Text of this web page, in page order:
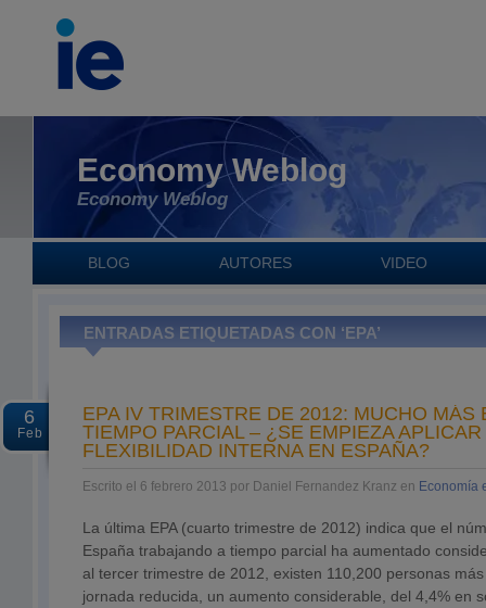
Economy Weblog
Economy Weblog
BLOG AUTORES VIDEO
ENTRADAS ETIQUETADAS CON ‘EPA’
6
Feb
EPA IV TRIMESTRE DE 2012: MUCHO MÁS
TIEMPO PARCIAL – ¿SE EMPIEZA APLICAR
FLEXIBILIDAD INTERNA EN ESPAÑA?
Escrito el 6 febrero 2013 por Daniel Fernandez Kranz en Economía
La última EPA (cuarto trimestre de 2012) indica que el
España trabajando a tiempo parcial ha aumentado
al tercer trimestre de 2012, existen 110,200 personas
jornada reducida, un aumento considerable, del 4,4% en